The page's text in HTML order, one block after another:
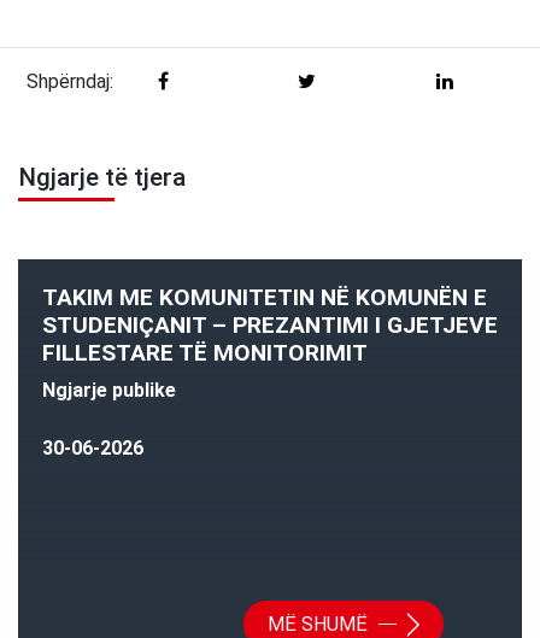
Shpërndaj:
Ngjarje të tjera
TAKIM ME KOMUNITETIN NË KOMUNËN E
STUDENIÇANIT – PREZANTIMI I GJETJEVE
FILLESTARE TË MONITORIMIT
Ngjarje publike
30-06-2026
MË SHUMË